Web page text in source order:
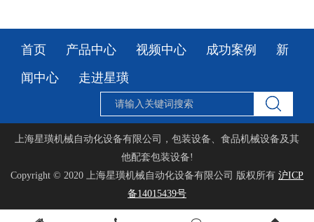
首页 产品中心 视频中心 成功案例
新
闻中心
走进星璜
上海星璜机械自动化设备有限公司，包装设备、食品机械设备及其
他配套包装设备!
Copyright © 2020 上海星璜机械自动化设备有限公司 版权所有 沪ICP
备14015439号